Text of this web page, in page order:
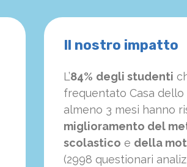
Il nostro impatto
L’84% degli studenti
frequentato Casa
almeno 3 mesi hanno
miglioramento del
scolastico e della
(2998 questionari